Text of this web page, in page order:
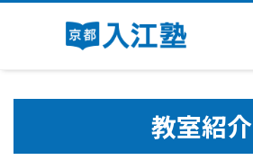
教室紹介